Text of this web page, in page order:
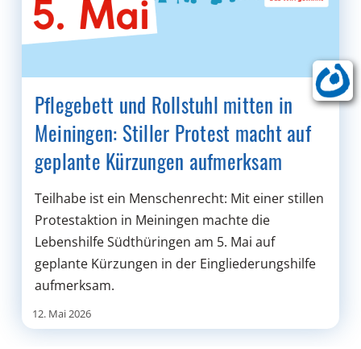
Pflegebett und Rollstuhl mitten in
Meiningen: Stiller Protest macht auf
geplante Kürzungen aufmerksam
Teilhabe ist ein Menschenrecht: Mit einer stillen
Protestaktion in Meiningen machte die
Lebenshilfe Südthüringen am 5. Mai auf
geplante Kürzungen in der Eingliederungshilfe
aufmerksam.
12. Mai 2026